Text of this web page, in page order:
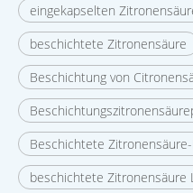
eingekapselten
beschichtete Zitronensäure
Beschichtung von
Beschichtete
beschichtete Zitronensäure